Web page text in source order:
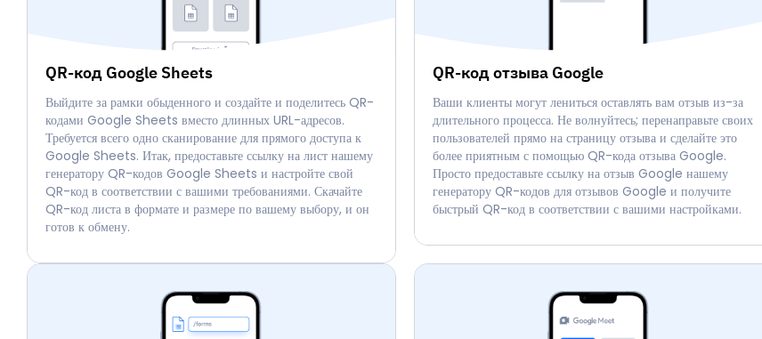
QR-код Google Sheets
Выйдите за рамки обыденного и создайте и поделитесь QR-
кодами Google Sheets вместо длинных URL-адресов.
Требуется всего одно сканирование для прямого доступа к
Google Sheets. Итак, предоставьте ссылку на лист нашему
генератору QR-кодов Google Sheets и настройте свой
QR-код в соответствии с вашими требованиями. Скачайте
QR-код листа в формате и размере по вашему выбору, и он
готов к обмену.
QR-код отзыва Google
Ваши клиенты могут лениться оставлять вам отзыв из-за
длительного процесса. Не волнуйтесь; перенаправьте своих
пользователей прямо на страницу отзыва и сделайте это
более приятным с помощью QR-кода отзыва Google.
Просто предоставьте ссылку на отзыв Google нашему
генератору QR-кодов для отзывов Google и получите
быстрый QR-код в соответствии с вашими настройками.